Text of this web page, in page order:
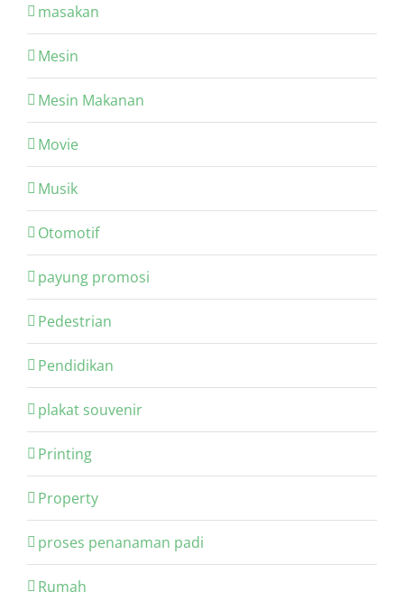
masakan
Mesin
Mesin Makanan
Movie
Musik
Otomotif
payung promosi
Pedestrian
Pendidikan
plakat souvenir
Printing
Property
proses penanaman padi
Rumah